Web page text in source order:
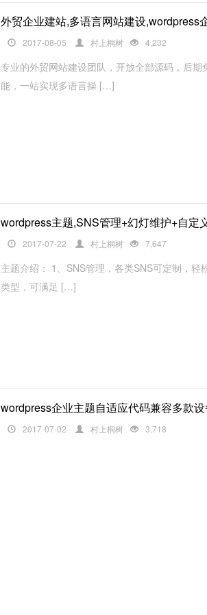
外贸企业建站,多语言网站建设,wordpress
2017-08-05 村上桐树 4,232
专业的外贸网站建设团队，开放全部源码，后
能，一站实现多语言操 […]
wordpress主题,SNS管理+幻灯维护+自定
2017-07-22 村上桐树 7,647
主题介绍： 1、SNS管理，各类SNS可定制，
类型，可满足 […]
wordpress企业主题自适应代码兼容多款
2017-07-02 村上桐树 3,718